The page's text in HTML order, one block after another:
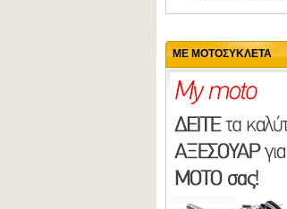
ΜΕ ΜΟΤΟΣΥΚΛΕΤΑ